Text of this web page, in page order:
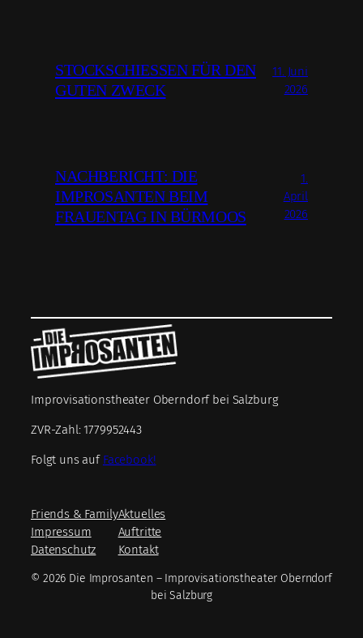
STOCKSCHIESSEN FÜR DEN G
UTEN ZWECK
11. Juni
2026
NACHBERICHT: DIE
IMPROSANTEN BEIM
FRAUENTAG IN BÜRMOOS
1.
April
2026
Improvisationstheater Oberndorf bei Salzburg
ZVR-Zahl: 1779952443
Folgt uns auf Facebook!
Friends & Family
Impressum
Datenschutz
Aktuelles
Auftritte
Kontakt
© 2026 Die Improsanten – Improvisationstheater Oberndorf
bei Salzburg